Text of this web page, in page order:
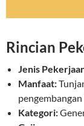
Rincian
Jenis
Manfaat:
Kategori: